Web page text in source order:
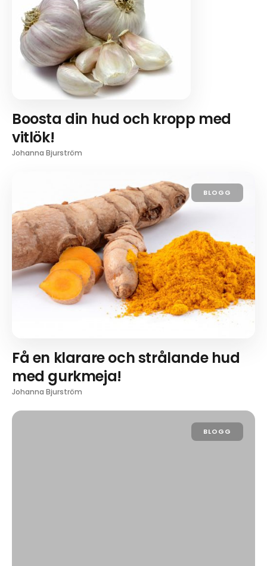
Boosta din hud och kropp med
vitlök!
Johanna Bjurström
BLOGG
Få en klarare och strålande hud
med gurkmeja!
Johanna Bjurström
BLOGG